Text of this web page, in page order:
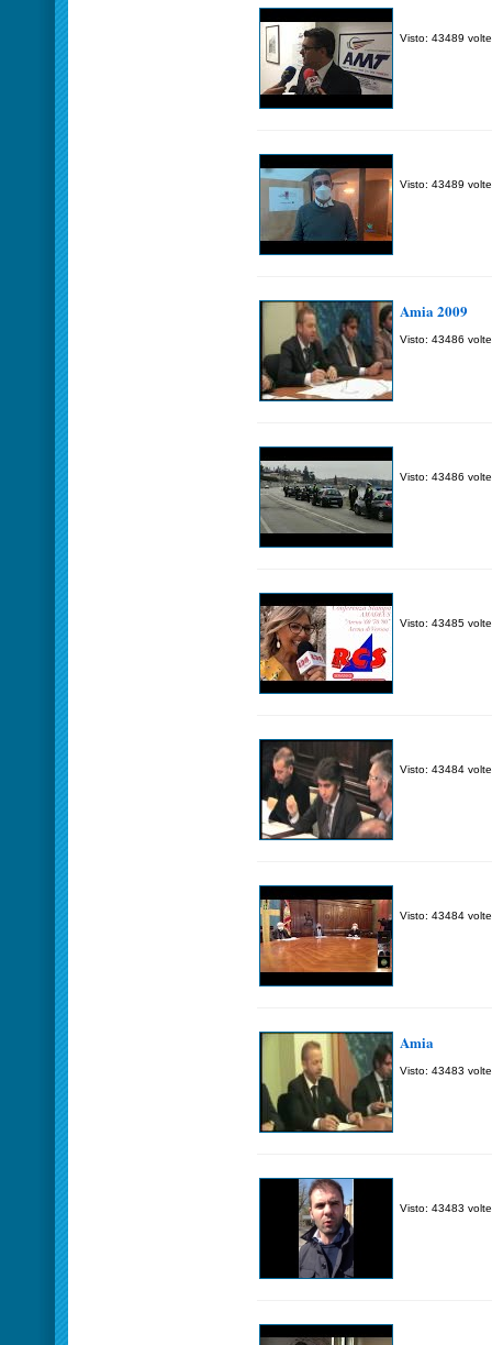
Visto: 43489 volte
Visto: 43489 volte
Amia 2009
Visto: 43486 volte
Visto: 43486 volte
Visto: 43485 volte
Visto: 43484 volte
Visto: 43484 volte
Amia
Visto: 43483 volte
Visto: 43483 volte